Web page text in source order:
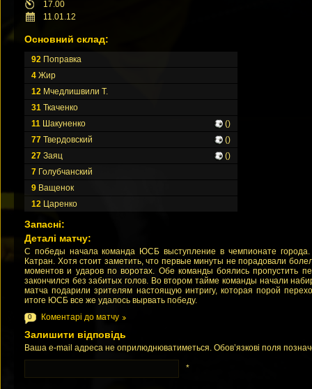
17.00
11.01.12
Основний склад:
92 Поправка
4 Жир
12 Мчедлишвили Т.
31 Ткаченко
11 Шакуненко
()
77 Твердовский
()
27 Заяц
()
7 Голубчанский
9 Ващенок
12 Царенко
Запасні:
Деталі матчу:
С победы начала команда ЮСБ выступление в чемпионате
Катран. Хотя стоит заметить, что первые минуты не порадовали
моментов и ударов по воротах. Обе команды боялись пропустить
закончился без забитых голов. Во втором тайме команды начали
матча подарили зрителям настоящую интригу, которая порой
итоге ЮСБ все же удалось вырвать победу.
0 Коментарі до матчу
Залишити відповідь
Ваша e-mail адреса не оприлюднюватиметься. Обов’язкові поля
*